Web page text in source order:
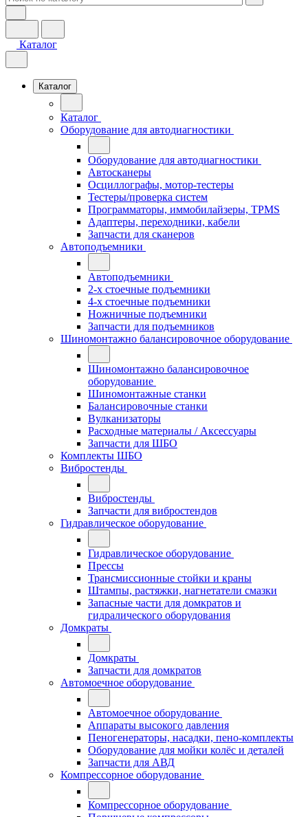
Каталог
Каталог
Каталог
Оборудование для автодиагностики
Оборудование для автодиагностики
Автосканеры
Осциллографы, мотор-тестеры
Тестеры/проверка систем
Программаторы, иммобилайзеры, TPMS
Адаптеры, переходники, кабели
Запчасти для сканеров
Автоподъемники
Автоподъемники
2-х стоечные подъемники
4-х стоечные подъемники
Ножничные подъемники
Запчасти для подъемников
Шиномонтажно балансировочное оборудование
Шиномонтажно балансировочное
оборудование
Шиномонтажные станки
Балансировочные станки
Вулканизаторы
Расходные материалы / Аксессуары
Запчасти для ШБО
Комплекты ШБО
Вибростенды
Вибростенды
Запчасти для вибростендов
Гидравлическое оборудование
Гидравлическое оборудование
Прессы
Трансмиссионные стойки и краны
Штампы, растяжки, нагнетатели смазки
Запасные части для домкратов и
гидралического оборудования
Домкраты
Домкраты
Запчасти для домкратов
Автомоечное оборудование
Автомоечное оборудование
Аппараты высокого давления
Пеногенераторы, насадки, пено-комплекты
Оборудование для мойки колёс и деталей
Запчасти для АВД
Компрессорное оборудование
Компрессорное оборудование